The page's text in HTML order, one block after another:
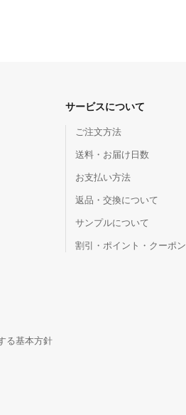
る基本方針
サービスについて
ご注文方法
送料・お届け日数
お支払い方法
返品・交換について
サンプルについて
割引・ポイント・クーポン